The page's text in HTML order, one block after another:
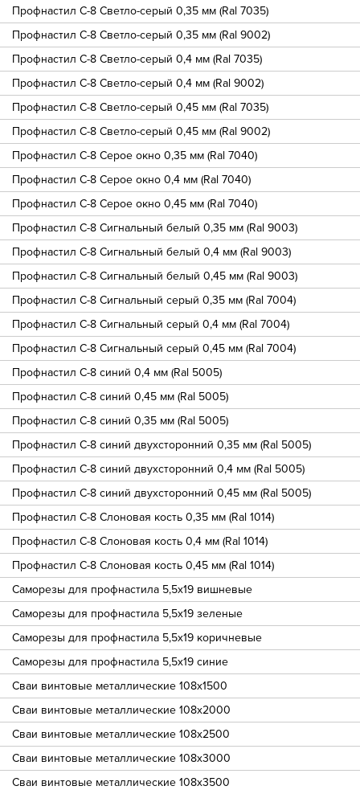
Профнастил С-8 Светло-серый 0,35 мм (Ral 7035)
Профнастил С-8 Светло-серый 0,35 мм (Ral 9002)
Профнастил С-8 Светло-серый 0,4 мм (Ral 7035)
Профнастил С-8 Светло-серый 0,4 мм (Ral 9002)
Профнастил С-8 Светло-серый 0,45 мм (Ral 7035)
Профнастил С-8 Светло-серый 0,45 мм (Ral 9002)
Профнастил С-8 Серое окно 0,35 мм (Ral 7040)
Профнастил С-8 Серое окно 0,4 мм (Ral 7040)
Профнастил С-8 Серое окно 0,45 мм (Ral 7040)
Профнастил С-8 Сигнальный белый 0,35 мм (Ral 9003)
Профнастил С-8 Сигнальный белый 0,4 мм (Ral 9003)
Профнастил С-8 Сигнальный белый 0,45 мм (Ral 9003)
Профнастил С-8 Сигнальный серый 0,35 мм (Ral 7004)
Профнастил С-8 Сигнальный серый 0,4 мм (Ral 7004)
Профнастил С-8 Сигнальный серый 0,45 мм (Ral 7004)
Профнастил С-8 синий 0,4 мм (Ral 5005)
Профнастил С-8 синий 0,45 мм (Ral 5005)
Профнастил С-8 синий 0,35 мм (Ral 5005)
Профнастил С-8 синий двухсторонний 0,35 мм (Ral 5005)
Профнастил С-8 синий двухсторонний 0,4 мм (Ral 5005)
Профнастил С-8 синий двухсторонний 0,45 мм (Ral 5005)
Профнастил С-8 Слоновая кость 0,35 мм (Ral 1014)
Профнастил С-8 Слоновая кость 0,4 мм (Ral 1014)
Профнастил С-8 Слоновая кость 0,45 мм (Ral 1014)
Саморезы для профнастила 5,5х19 вишневые
Саморезы для профнастила 5,5х19 зеленые
Саморезы для профнастила 5,5х19 коричневые
Саморезы для профнастила 5,5х19 синие
Сваи винтовые металлические 108х1500
Сваи винтовые металлические 108х2000
Сваи винтовые металлические 108х2500
Сваи винтовые металлические 108х3000
Сваи винтовые металлические 108х3500